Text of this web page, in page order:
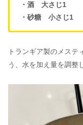
・酒 大さじ1
・砂糖 小さじ1
トランギア製のメステ
う、水を加え量を調整